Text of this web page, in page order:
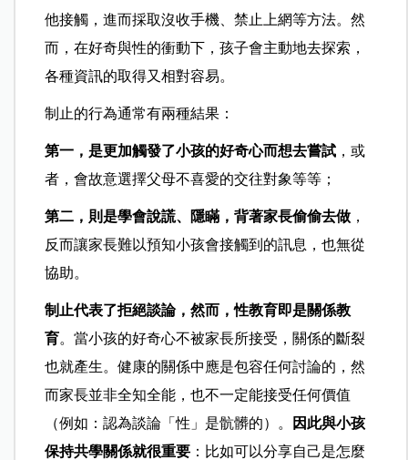
他接觸，進而採取沒收手機、禁止上網等方法。然
而，在好奇與性的衝動下，孩子會主動地去探索，
各種資訊的取得又相對容易。
制止的行為通常有兩種結果：
第一，是更加觸發了小孩的好奇心而想去嘗試 ，或
者，會故意選擇父母不喜愛的交往對象等等；
第二，則是學會說謊、隱瞞，背著家長偷偷去做 ，
反而讓家長難以預知小孩會接觸到的訊息，也無從
協助。
制止代表了拒絕談論，然而，性教育即是關係教
育。當小孩的好奇心不被家長所接受，關係的斷裂
也就產生。健康的關係中應是包容任何討論的，然
而家長並非全知全能，也不一定能接受任何價值
（例如：認為談論「性」是骯髒的）。
因此與小孩
保持共學關係就很重要 ：比如可以分享自己是怎麼